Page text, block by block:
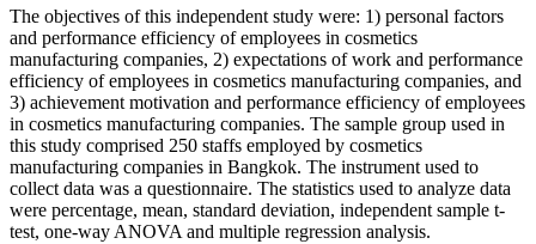
The objectives of this independent study were: 1) personal factors
and performance efficiency of employees in cosmetics
manufacturing companies, 2) expectations of work and performance
efficiency of employees in cosmetics manufacturing companies, and
3) achievement motivation and performance efficiency of employees
in cosmetics manufacturing companies. The sample group used in
this study comprised 250 staffs employed by cosmetics
manufacturing companies in Bangkok. The instrument used to
collect data was a questionnaire. The statistics used to analyze data
were percentage, mean, standard deviation, independent sample t-
test, one-way ANOVA and multiple regression analysis.